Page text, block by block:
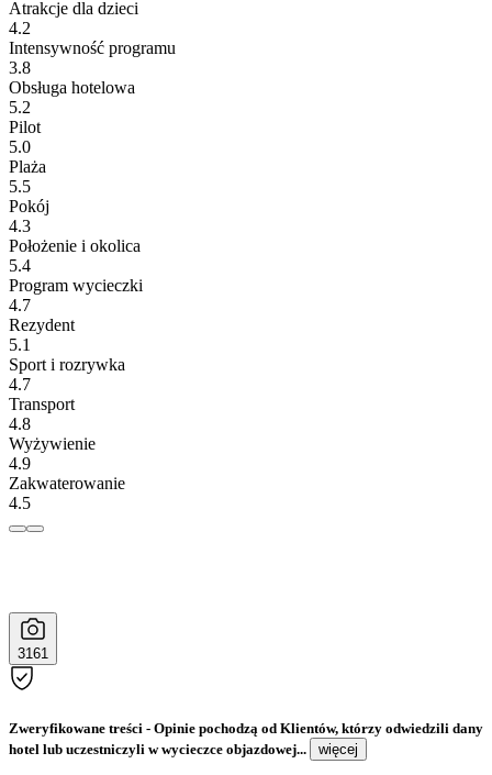
Atrakcje dla dzieci
4.2
Intensywność programu
3.8
Obsługa hotelowa
5.2
Pilot
5.0
Plaża
5.5
Pokój
4.3
Położenie i okolica
5.4
Program wycieczki
4.7
Rezydent
5.1
Sport i rozrywka
4.7
Transport
4.8
Wyżywienie
4.9
Zakwaterowanie
4.5
3161
Zweryfikowane treści - Opinie pochodzą od Klientów, którzy odwiedzili dany
hotel lub uczestniczyli w wycieczce objazdowej...
więcej